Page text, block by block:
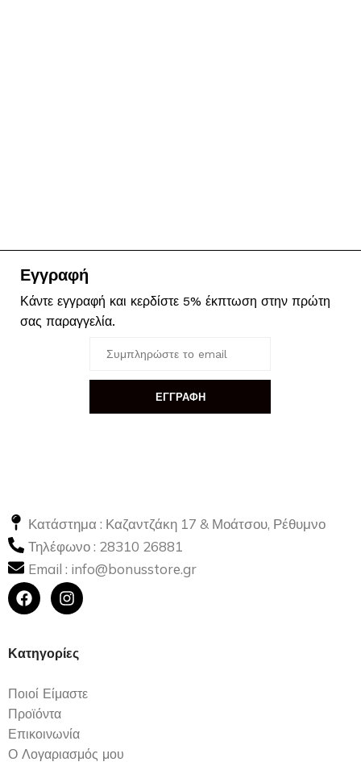
Εγγραφή
Κάντε εγγραφή και κερδίστε 5% έκπτωση στην πρώτη
σας παραγγελία.
ΕΓΓΡΑΦΗ
Κατάστημα : Καζαντζάκη 17 & Μοάτσου, Ρέθυμνο
Τηλέφωνο : 28310 26881
Email : info@bonusstore.gr
Κατηγορίες
Ποιοί Είμαστε
Προϊόντα
Επικοινωνία
Ο Λογαριασμός μου